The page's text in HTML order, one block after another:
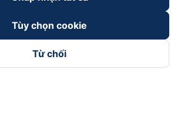
Tùy chọn cookie
Từ chối